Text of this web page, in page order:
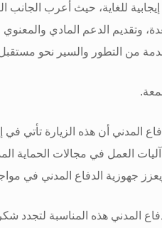
للغاية، حيث أعرب الجانب
وتقديم الدعم المادي والمعنوي
من التطور والسير نحو
.
المدني أن هذه الزيارة تأتي في
العمل في مجالات الحماية
جهوزية الدفاع المدني في
المدني هذه المناسبة لتجدد